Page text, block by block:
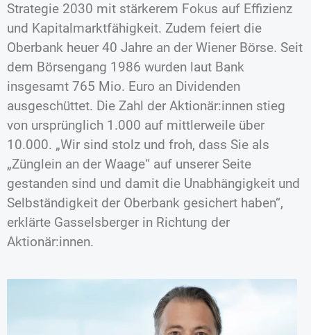
Strategie 2030 mit stärkerem Fokus auf Effizienz
und Kapitalmarktfähigkeit. Zudem feiert die
Oberbank heuer 40 Jahre an der Wiener Börse. Seit
dem Börsengang 1986 wurden laut Bank
insgesamt 765 Mio. Euro an Dividenden
ausgeschüttet. Die Zahl der Aktionär:innen stieg
von ursprünglich 1.000 auf mittlerweile über
10.000. „Wir sind stolz und froh, dass Sie als
„Zünglein an der Waage“ auf unserer Seite
gestanden sind und damit die Unabhängigkeit und
Selbständigkeit der Oberbank gesichert haben“,
erklärte Gasselsberger in Richtung der
Aktionär:innen.